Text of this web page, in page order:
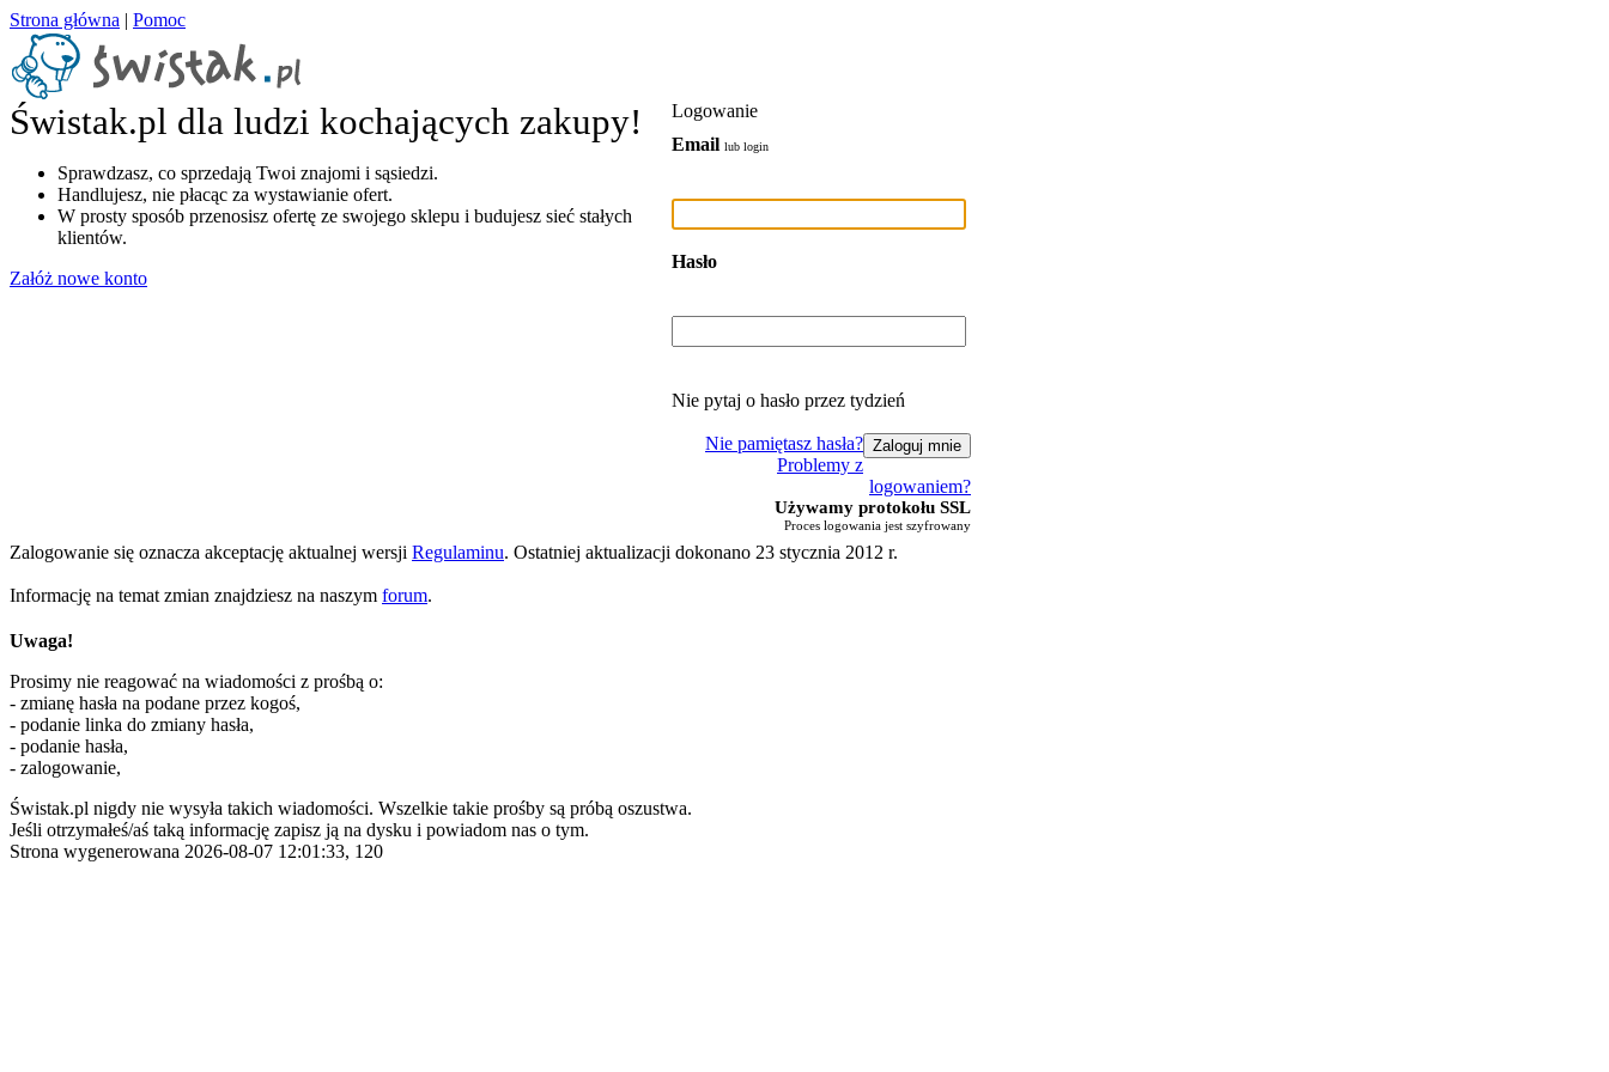
Strona główna | Pomoc
Świstak.pl dla ludzi kochających zakupy!
Sprawdzasz, co sprzedają Twoi znajomi i sąsiedzi.
Handlujesz, nie płacąc za wystawianie ofert.
W prosty sposób przenosisz ofertę ze swojego sklepu i budujesz sieć stałych
klientów.
Załóż nowe konto
Logowanie
Email lub login
Hasło
Nie pytaj o hasło przez tydzień
Nie pamiętasz hasła?
Problemy z
logowaniem?
Używamy protokołu SSL
Proces logowania jest szyfrowany
Zalogowanie się oznacza akceptację aktualnej wersji Regulaminu. Ostatniej aktualizacji dokonano 23 stycznia 2012 r.
Informację na temat zmian znajdziesz na naszym forum.
Uwaga!
Prosimy nie reagować na wiadomości z prośbą o:
- zmianę hasła na podane przez kogoś,
- podanie linka do zmiany hasła,
- podanie hasła,
- zalogowanie,
Świstak.pl nigdy nie wysyła takich wiadomości. Wszelkie takie prośby są próbą oszustwa.
Jeśli otrzymałeś/aś taką informację zapisz ją na dysku i powiadom nas o tym.
Strona wygenerowana 2026-08-07 12:01:33, 120